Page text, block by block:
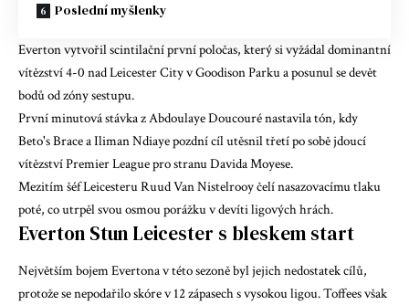
Poslední myšlenky
Evertonvytvořil scintilační první poločas, který si vyžádal dominantní
vítězství 4-0 nad Leicester City v Goodison Parku a posunul se devět
bodů od zóny sestupu.
První minutová stávka z Abdoulaye Doucouré nastavila tón, kdy
Beto's Brace a Iliman Ndiaye pozdní cíl utěsnil třetí po sobě jdoucí
vítězství Premier League pro stranu Davida Moyese.
Mezitím šéf Leicesteru Ruud Van Nistelrooy čelí nasazovacímu tlaku
poté, co utrpěl svou osmou porážku v devíti ligových hrách.
Everton Stun Leicester s bleskem start
Největším bojem Evertona v této sezoně byl jejich nedostatek cílů,
protože se nepodařilo skóre v 12 zápasech s vysokou ligou. Toffees však